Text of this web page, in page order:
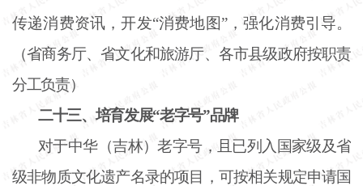
传递消费资讯，开发“消费地图”，强化消费引导。
（省商务厅、省文化和旅游厅、各市县级政府按职责
分工负责）
二十三、培育发展“老字号”品牌
对于中华（吉林）老字号，且已列入国家级及省
级非物质文化遗产名录的项目，可按相关规定申请国